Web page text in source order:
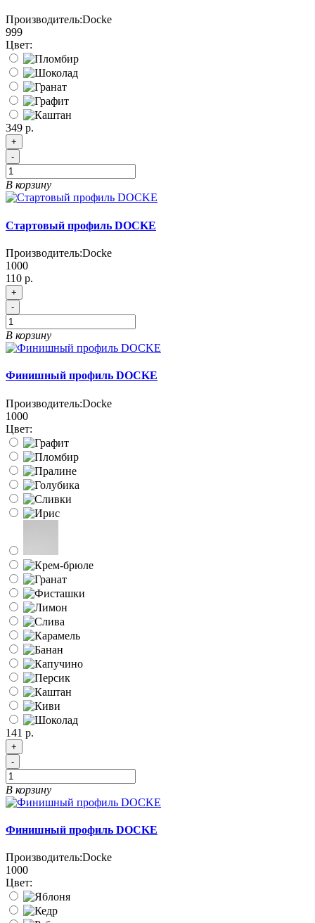
Производитель:Docke
999
Цвет:
349 р.
+
-
В корзину
Стартовый профиль DOCKE
Производитель:Docke
1000
110 р.
+
-
В корзину
Финишный профиль DOCKE
Производитель:Docke
1000
Цвет:
141 р.
+
-
В корзину
Финишный профиль DOCKE
Производитель:Docke
1000
Цвет: